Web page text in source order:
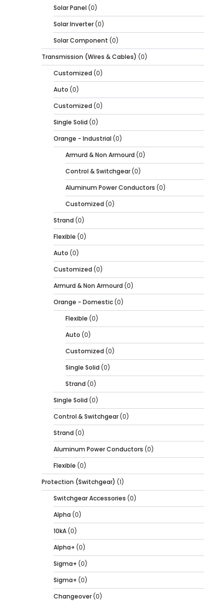
Solar Panel(0)
Solar Inverter(0)
Solar Component (0)
Transmission (Wires & Cables) (0)
Customized (0)
Auto (0)
Customized (0)
Single Solid (0)
Orange - Industrial(0)
Armurd & Non Armourd (0)
Control & Switchgear(0)
Aluminum Power Conductors (0)
Customized (0)
Strand (0)
Flexible (0)
Auto (0)
Customized (0)
Armurd & Non Armourd (0)
Orange - Domestic(0)
Flexible (0)
Auto (0)
Customized (0)
Single Solid (0)
Strand (0)
Single Solid (0)
Control & Switchgear(0)
Strand (0)
Aluminum Power Conductors (0)
Flexible (0)
Protection (Switchgear) (1)
Switchgear Accessories (0)
Alpha (0)
10kA(0)
Alpha+ (0)
Sigma+ (0)
Sigma+ (0)
Changeover(0)